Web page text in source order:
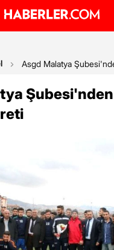
Asgd Malatya
Şubesi'nden